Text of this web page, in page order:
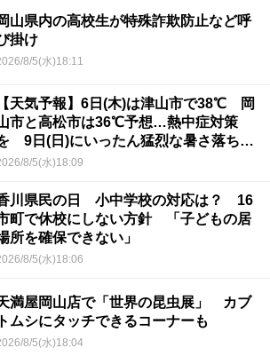
山県内の高校生が特殊詐欺防止など呼
掛け
8/5(水)18:11
【天気予報】6日(木)は津山市で38℃ 岡
市と高松市は36℃予想…熱中症対策
9日(日)にいったん猛烈な暑さ落ち着
か8/5(水)18:09
川県民の日 小中学校の対応は？ 16
町で休校にしない方針 「子どもの居
所を確保できない」
8/5(水)18:06
満屋岡山店で「世界の昆虫展」 カブ
トムシにタッチできるコーナーも
8/5(水)18:04